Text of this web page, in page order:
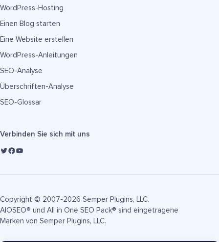
WordPress-Hosting
Einen Blog starten
Eine Website erstellen
WordPress-Anleitungen
SEO-Analyse
Überschriften-Analyse
SEO-Glossar
Verbinden Sie sich mit uns
Copyright © 2007-2026 Semper Plugins, LLC.
AIOSEO® und All in One SEO Pack® sind eingetragene
Marken von Semper Plugins, LLC.